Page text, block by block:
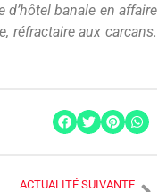
d’hôtel banale en affaire
réfractaire aux carcans.
ACTUALITÉ SUIVANTE